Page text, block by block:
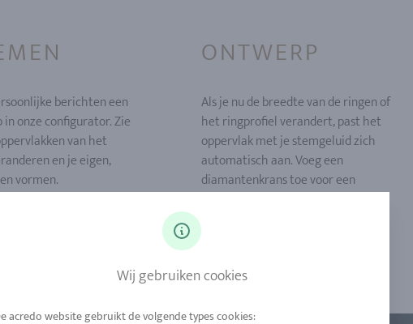
berichten een
in onze configurator. Zie
van het
en je eigen,
vormen.
ONTWERP
Als je nu de breedte van de ringen of
het ringprofiel verandert, past het
oppervlak met je stemgeluid zich
automatisch aan. Voeg een
diamantenkrans toe voor een
sprankelend detail.
Wij gebruiken cookies